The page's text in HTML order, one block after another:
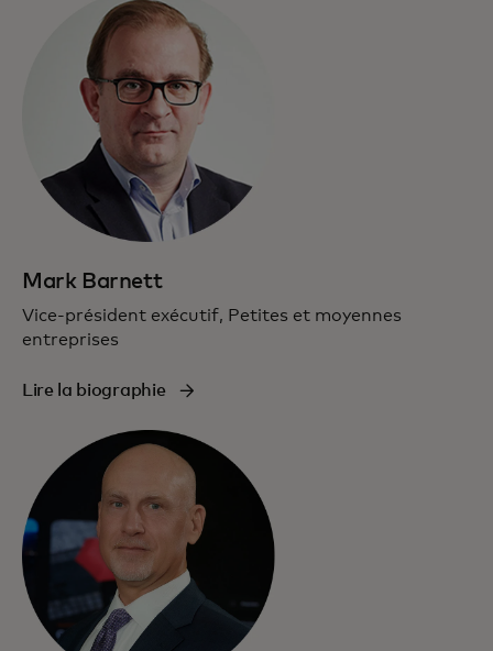
Mark Barnett
Vice-président exécutif, Petites et moyennes
entreprises
Lire la biographie